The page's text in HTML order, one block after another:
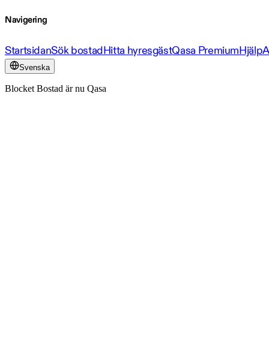
Navigering
StartsidanSök bostadHitta hyresgästQasa PremiumHjälp
Svenska
Blocket Bostad är nu Qasa